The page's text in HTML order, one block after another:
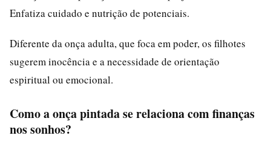
Enfatiza cuidado e nutrição de potenciais.
Diferente da onça adulta, que foca em poder, os filhotes
sugerem inocência e a necessidade de orientação
espiritual ou emocional.
Como a onça pintada se relaciona com finanças
nos sonhos?